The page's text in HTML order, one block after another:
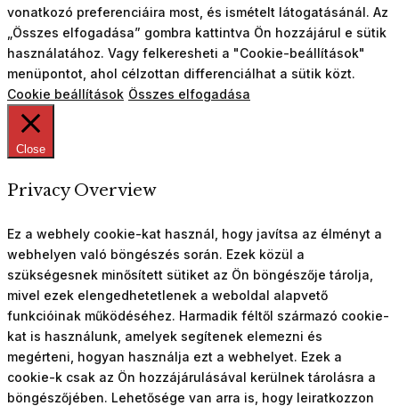
vonatkozó preferenciáira most, és ismételt látogatásánál. Az
„Összes elfogadása” gombra kattintva Ön hozzájárul e sütik
használatához. Vagy felkeresheti a "Cookie-beállítások"
menüpontot, ahol célzottan differenciálhat a sütik közt.
Cookie beállítások Összes elfogadása
Close
Privacy Overview
Ez a webhely cookie-kat használ, hogy javítsa az élményt a
webhelyen való böngészés során. Ezek közül a
szükségesnek minősített sütiket az Ön böngészője tárolja,
mivel ezek elengedhetetlenek a weboldal alapvető
funkcióinak működéséhez. Harmadik féltől származó cookie-
kat is használunk, amelyek segítenek elemezni és
megérteni, hogyan használja ezt a webhelyet. Ezek a
cookie-k csak az Ön hozzájárulásával kerülnek tárolásra a
böngészőjében. Lehetősége van arra is, hogy leiratkozzon